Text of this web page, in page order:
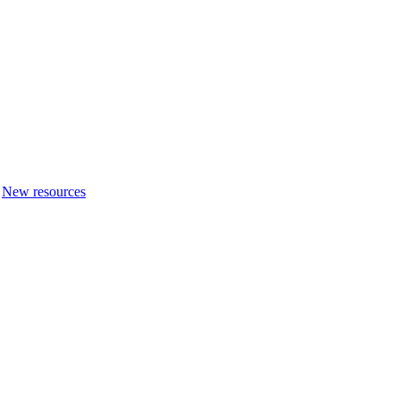
New resources